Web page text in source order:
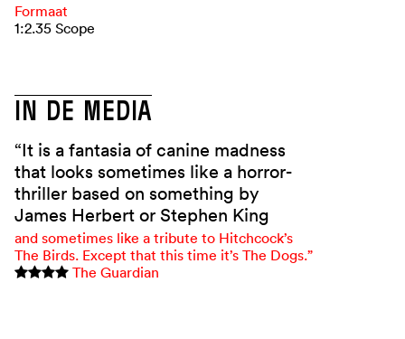
Formaat
1:2.35 Scope
IN DE MEDIA
“It is a fantasia of canine madness
that looks sometimes like a horror-
thriller based on something by
James Herbert or Stephen King
and sometimes like a tribute to Hitchcock’s
The Birds. Except that this time it’s The Dogs.”
The Guardian